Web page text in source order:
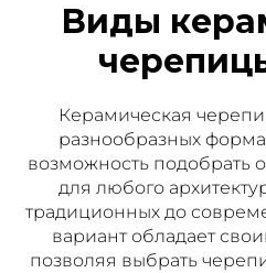
Виды
Керамическая
разнообразных
возможность подобрать
для любого
традиционных до
вариант обладает
позволяя выбрать